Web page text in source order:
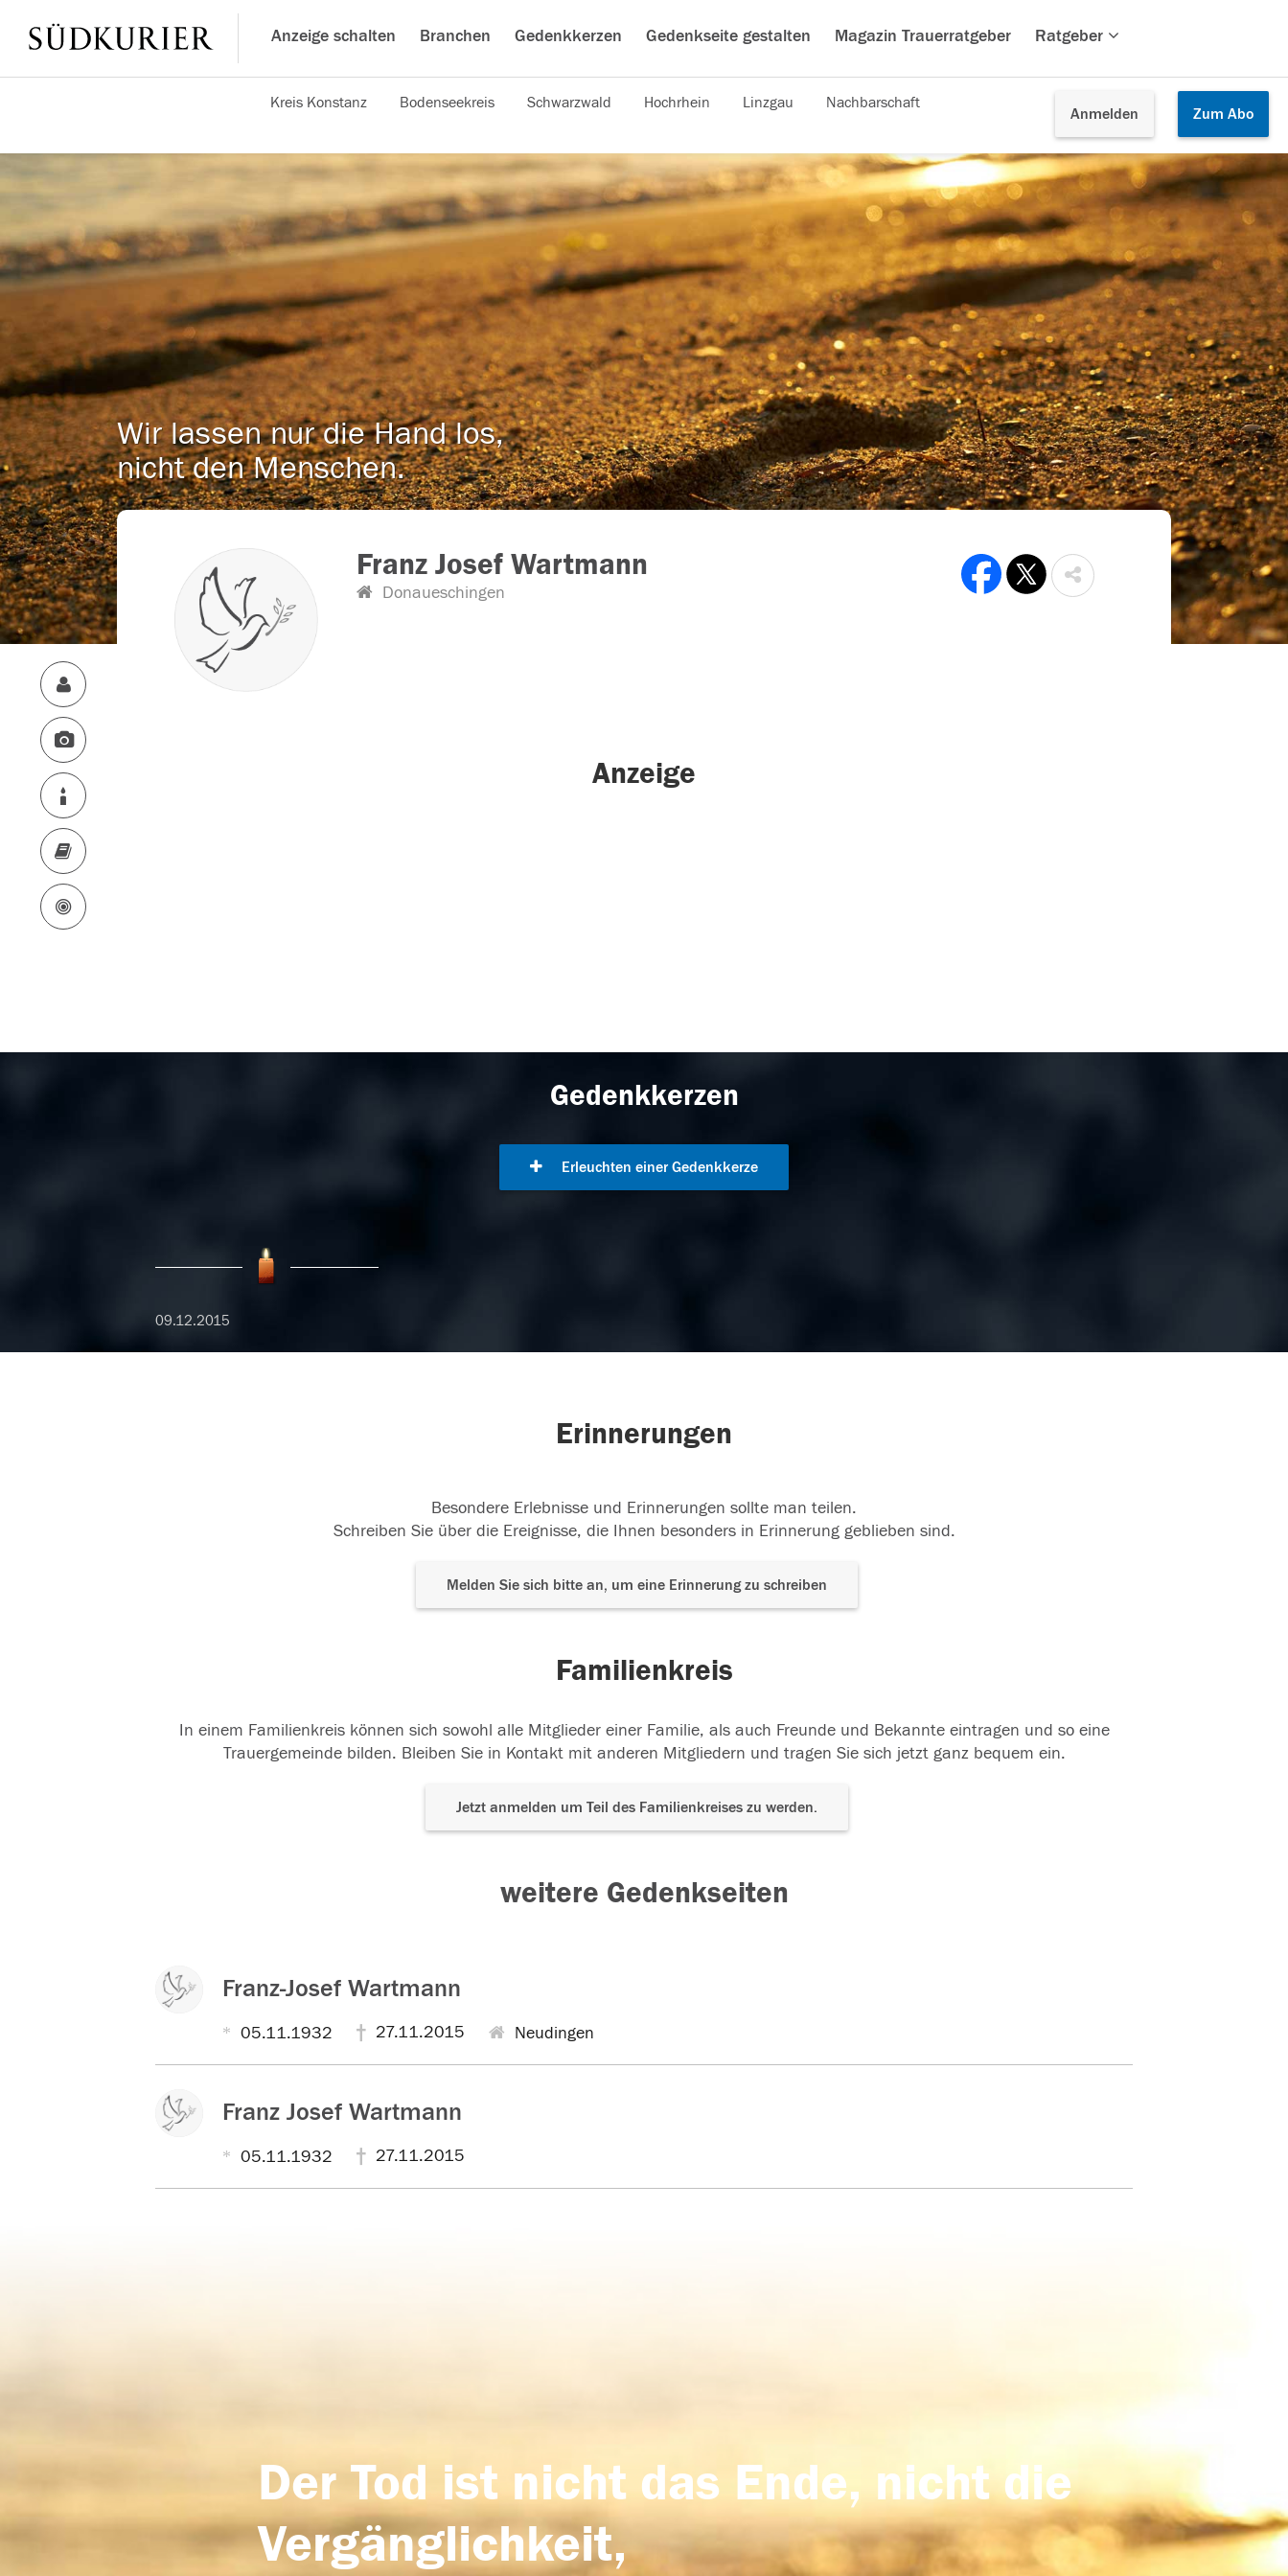
Anzeige schalten Branchen Gedenkkerzen Gedenkseite gestalten Magazin Trauerratgeber Ratgeber
Anmelden Zum Abo
Kreis Konstanz Bodenseekreis Schwarzwald Hochrhein Linzgau Nachbarschaft
Wir lassen nur die Hand los,
nicht den Menschen.
Franz Josef Wartmann
Donaueschingen
Anzeige
Gedenkkerzen
Erleuchten einer Gedenkkerze
09.12.2015
Erinnerungen
Besondere Erlebnisse und Erinnerungen sollte man teilen.
Schreiben Sie über die Ereignisse, die Ihnen besonders in Erinnerung geblieben sind.
Melden Sie sich bitte an, um eine Erinnerung zu schreiben
Familienkreis
In einem Familienkreis können sich sowohl alle Mitglieder einer Familie, als auch Freunde und Bekannte eintragen und so eine
Trauergemeinde bilden. Bleiben Sie in Kontakt mit anderen Mitgliedern und tragen Sie sich jetzt ganz bequem ein.
Jetzt anmelden um Teil des Familienkreises zu werden.
weitere Gedenkseiten
Franz-Josef Wartmann
05.11.1932 27.11.2015 Neudingen
Franz Josef Wartmann
05.11.1932 27.11.2015
Der Tod ist nicht das Ende, nicht die
Vergänglichkeit,